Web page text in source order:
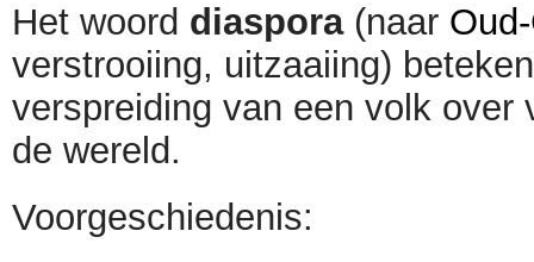
Het woord diaspora (naar
verstrooiing, uitzaaiing)
verspreiding van een volk over
de wereld.
Voorgeschiedenis: